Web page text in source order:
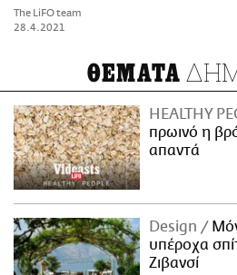
The LiFO team
28.4.2021
ΘΕΜΑΤΑ
HEALTHY
πρωινό η
απαντά
Design
υπέροχα
Ζιβανσί